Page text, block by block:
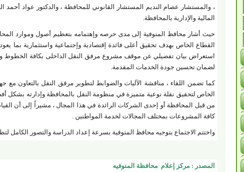
، والمستشار عصام النديم المستشار القانوني للمحافظة ، والدكتور عواد
المالية والإدارية بالمحافظة.
حيث أشار محافظ المنوفية إلى مدى حرصه وإهتمامه بتعظيم أصول وموارد
القطاع الخاص بهدف تحقيق أعلى فائدة إقتصادية وإجتماعية واستثمارية بما
استعراض بيان تفصيلي عن موقف مشروع مرفق النقل الداخلى بكافة الخطوط
لضمان تحسين جودة الخدمات المقدمة.
كما تضمن اللقاء ، مناقشة الآليات والضوابط لتطوير مرفق النقل بالتعاون مع
الخاص لتحقيق نقلة نوعية متميزة في منظومة النقل بالمحافظة وإدارته بشكل
من قبل المحافظة أو إحدى الشركات الرائدة في هذا المجال ، مشيراً إلى أن
كافة المشروعات بمختلف المجالات لخدمة المواطنين .
واختتم الاجتماع بتوجيه محافظ المنوفية بسرعة إعداد الدراسة والتصور الكامل
المصدر : مركز إعلام محافظة المنوفيه